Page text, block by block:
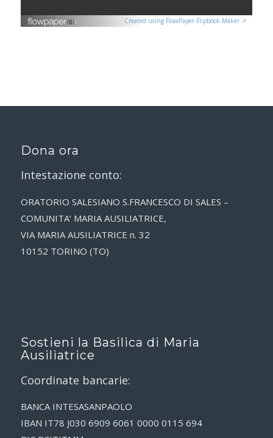
Created using FlowPaper Flipbook Maker ↗
Dona ora
Intestazione conto:
ORATORIO SALESIANO S.FRANCESCO DI SALES –
COMUNITA’ MARIA AUSILIATRICE,
VIA MARIA AUSILIATRICE n. 32
10152 TORINO (TO)
Sostieni la Basilica di Maria
Ausiliatrice
Coordinate bancarie:
BANCA INTESASANPAOLO
IBAN IT78 J030 6909 6061 0000 0115 694